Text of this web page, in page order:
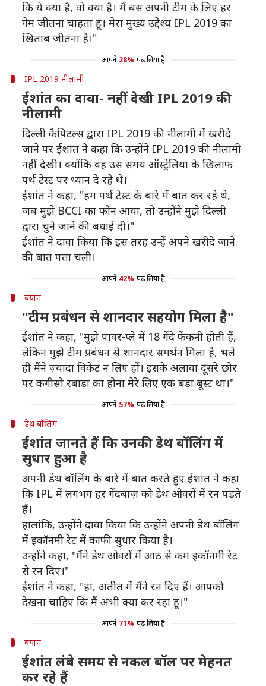
कि ये क्या है, वो क्या है। मैं बस अपनी टीम के लिए हर
गेम जीतना चाहता हूं। मेरा मुख्य उद्देश्य IPL 2019 का
खिताब जीतना है।"
आपने 28% पढ़ लिया है
IPL 2019 नीलामी
ईशांत का दावा- नहीं देखी IPL 2019 की
नीलामी
दिल्ली कैपिटल्स द्वारा IPL 2019 की नीलामी में खरीदे
जाने पर ईशांत ने कहा कि उन्होंने IPL 2019 की नीलामी
नहीं देखी। क्योंकि वह उस समय ऑस्ट्रेलिया के खिलाफ
पर्थ टेस्ट पर ध्यान दे रहे थे।
ईशांत ने कहा, "हम पर्थ टेस्ट के बारे में बात कर रहे थे,
जब मुझे BCCI का फोन आया, तो उन्होंने मुझे दिल्ली
द्वारा चुने जाने की बधाई दी।"
ईशांत ने दावा किया कि इस तरह उन्हें अपने खरीदे जाने
की बात पता चली।
आपने 42% पढ़ लिया है
बयान
"टीम प्रबंधन से शानदार सहयोग मिला है"
ईशांत ने कहा, "मुझे पावर-प्ले में 18 गेंदे फेंकनी होती हैं,
लेकिन मुझे टीम प्रबंधन से शानदार समर्थन मिला है, भले
ही मैंने ज़्यादा विकेट न लिए हों। इसके अलावा दूसरे छोर
पर कगीसो रबाडा का होना मेरे लिए एक बड़ा बूस्ट था।"
आपने 57% पढ़ लिया है
डेथ बॉलिंग
ईशांत जानते हैं कि उनकी डेथ बॉलिंग में
सुधार हुआ है
अपनी डेथ बॉलिंग के बारे में बात करते हुए ईशांत ने कहा
कि IPL में लगभग हर गेंदबाज़ को डेथ ओवरों में रन पड़ते
हैं।
हालांकि, उन्होंने दावा किया कि उन्होंने अपनी डेथ बॉलिंग
में इकॉनमी रेट में काफी सुधार किया है।
उन्होंने कहा, "मैंने डेथ ओवरों में आठ से कम इकॉनमी रेट
से रन दिए।"
ईशांत ने कहा, "हां, अतीत में मैंने रन दिए हैं। आपको
देखना चाहिए कि मैं अभी क्या कर रहा हूं।"
आपने 71% पढ़ लिया है
बयान
ईशांत लंबे समय से नकल बॉल पर मेहनत
कर रहे हैं